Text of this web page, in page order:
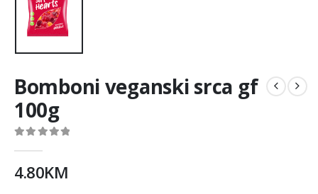
Bomboni veganski srca gf
100g
4.80KM